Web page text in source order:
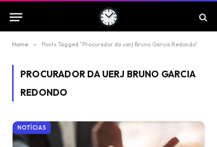
Home » Posts Tagged "Procurador da uerj Bruno Garcia Redondo"
PROCURADOR DA UERJ BRUNO GARCIA
REDONDO
NOTÍCIAS